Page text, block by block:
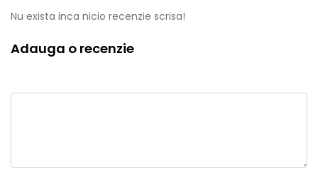
Nu exista inca nicio recenzie scrisa!
Adauga o recenzie